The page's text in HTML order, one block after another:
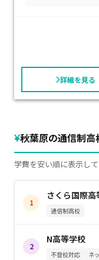
詳細を見る
秋葉原の通信制高
学費を安い順に表示し
1
さくら国際高
通信制高校
2
N高等学校
不登校対応 ネ